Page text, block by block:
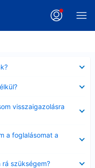
visszaigazolásra
a foglalásomat a
szükségem?